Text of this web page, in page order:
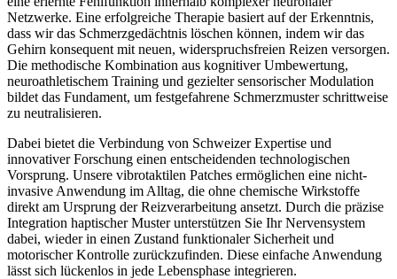
Netzwerke. Eine erfolgreiche Therapie basiert auf der Erkenntnis,
dass wir das Schmerzgedächtnis löschen können, indem wir das
Gehirn konsequent mit neuen, widerspruchsfreien Reizen versorgen.
Die methodische Kombination aus kognitiver Umbewertung,
neuroathletischem Training und gezielter sensorischer Modulation
bildet das Fundament, um festgefahrene Schmerzmuster schrittweise
zu neutralisieren.
Dabei bietet die Verbindung von Schweizer Expertise und
innovativer Forschung einen entscheidenden technologischen
Vorsprung. Unsere vibrotaktilen Patches ermöglichen eine nicht-
invasive Anwendung im Alltag, die ohne chemische Wirkstoffe
direkt am Ursprung der Reizverarbeitung ansetzt. Durch die präzise
Integration haptischer Muster unterstützen Sie Ihr Nervensystem
dabei, wieder in einen Zustand funktionaler Sicherheit und
motorischer Kontrolle zurückzufinden. Diese einfache Anwendung
lässt sich lückenlos in jede Lebensphase integrieren.